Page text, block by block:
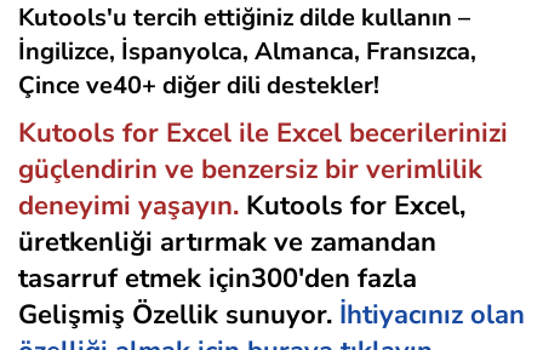
Kutools'u tercih ettiğiniz dilde kullanın –
İngilizce, İspanyolca, Almanca, Fransızca,
Çince ve40+ diğer dili destekler!
Kutools for Excel ile Excel becerilerinizi
güçlendirin ve benzersiz bir verimlilik
deneyimi yaşayın. Kutools for Excel,
üretkenliği artırmak ve zamandan
tasarruf etmek için300'den fazla
Gelişmiş Özellik sunuyor. İhtiyacınız olan